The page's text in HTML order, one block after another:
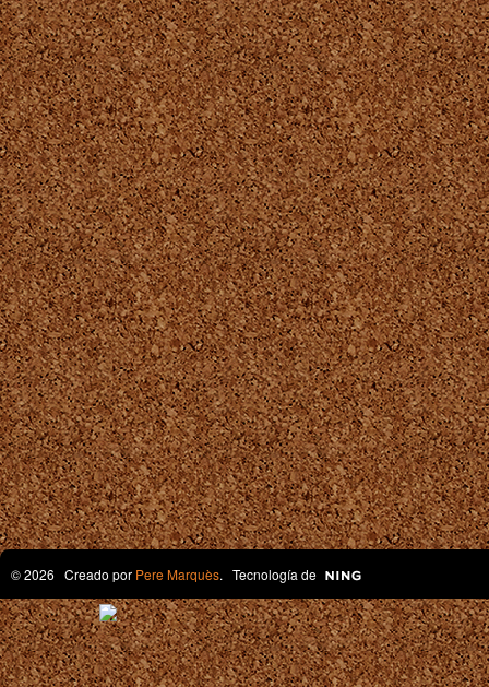
© 2026 Creado por Pere Marquès. Tecnología de